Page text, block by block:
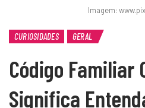
Imagem:
CURIOSIDADES GERAL
Código Familiar
Significa